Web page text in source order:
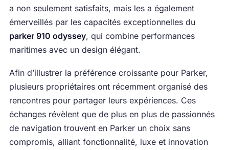
a non seulement satisfaits, mais les a également
émerveillés par les capacités exceptionnelles du
parker 910 odyssey, qui combine performances
maritimes avec un design élégant.
Afin d’illustrer la préférence croissante pour Parker,
plusieurs propriétaires ont récemment organisé des
rencontres pour partager leurs expériences. Ces
échanges révèlent que de plus en plus de passionnés
de navigation trouvent en Parker un choix sans
compromis, alliant fonctionnalité, luxe et innovation